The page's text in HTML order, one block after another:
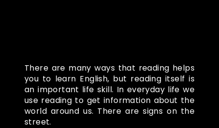
There are many ways that reading helps
you to learn English, but reading itself is
an important life skill. In everyday life we
use reading to get information about the
world around us. There are signs on the
street.